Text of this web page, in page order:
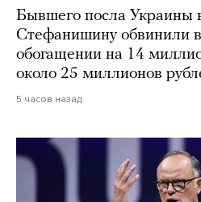
Бывшего посла
Стефанишину обвинили
обогащении на 14
около 25 миллионов
5 часов назад